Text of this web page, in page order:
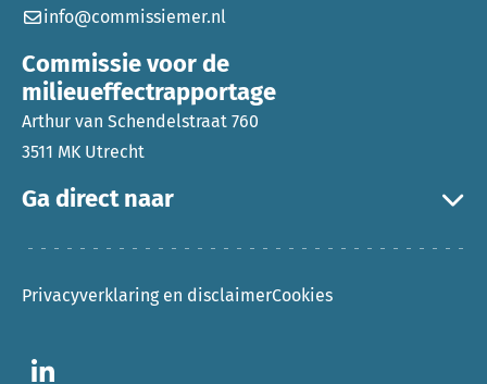
Ga direct naar
info@commissiemer.nl
Commissie voor de
milieueffectrapportage
Arthur van Schendelstraat 760
3511 MK Utrecht
Privacyverklaring en disclaimerCookies
Ga naar LinkedIn